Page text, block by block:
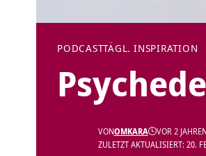
PODCASTTÄGL. INSPIRATION
ZULETZT AKTUALISIERT: 20.
VONOMKARA VOR 2